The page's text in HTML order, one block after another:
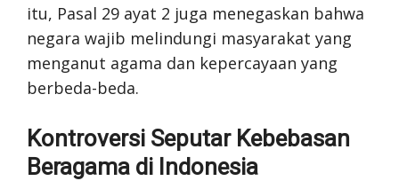
itu, Pasal 29 ayat 2 juga menegaskan bahwa
negara wajib melindungi masyarakat yang
menganut agama dan kepercayaan yang
berbeda-beda.
Kontroversi Seputar Kebebasan
Beragama di Indonesia